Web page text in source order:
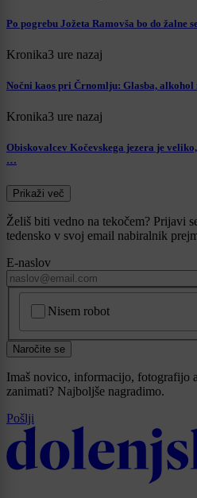
Po pogrebu Jožeta Ramovša bo do žalne
Kronika3 ure nazaj
Nočni kaos pri Črnomlju: Glasba,
Kronika3 ure nazaj
Obiskovalcev Kočevskega jezera je
…
Prikaži več
Želiš biti vedno na tekočem? Prijavi
tedensko v svoj email nabiralnik
E-naslov
Nisem robot
Naročite se
Imaš novico, informacijo, fotografijo
zanimati? Najboljše nagradimo.
Pošlji